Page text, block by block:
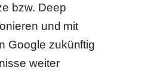
bzw. Deep
und mit
Google zukünftig
weiter